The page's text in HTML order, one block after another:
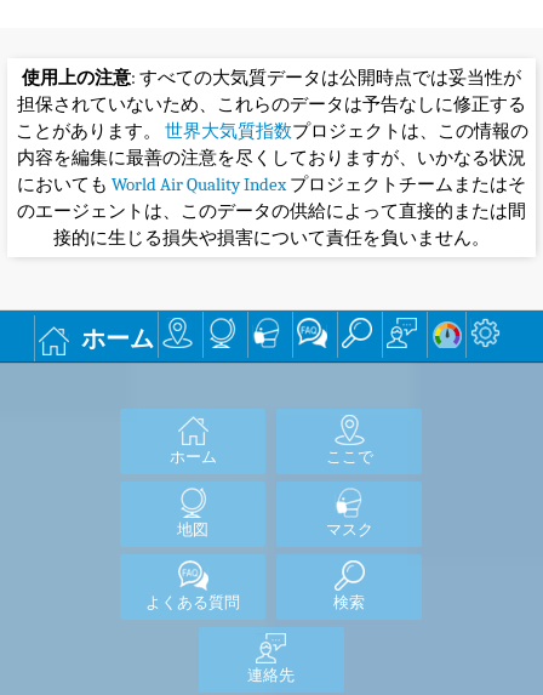
使用上の注意: すべての大気質データは公開時点では妥当性が
担保されていないため、これらのデータは予告なしに修正する
ことがあります。 世界大気質指数プロジェクトは、この情報の
内容を編集に最善の注意を尽くしておりますが、いかなる状況
においても World Air Quality Indexプロジェクトチームまたはそ
のエージェントは、このデータの供給によって直接的または間
接的に生じる損失や損害について責任を負いません。
ホーム
ホーム ここで
地図 マスク
よくある質問 検索
連絡先